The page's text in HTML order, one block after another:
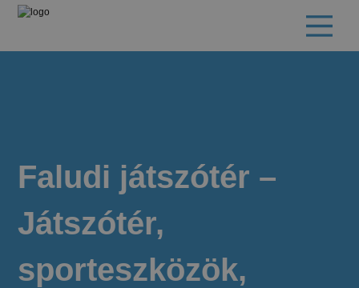
Faludi játszótér –
Játszótér,
sporteszközök,